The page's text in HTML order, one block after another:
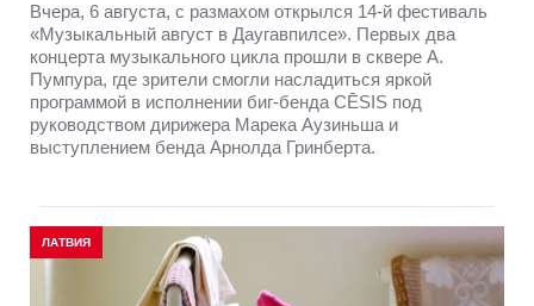
Вчера, 6 августа, с размахом открылся 14-й фестиваль
«Музыкальный август в Даугавпилсе». Первых два
концерта музыкального цикла прошли в сквере А.
Пумпура, где зрители смогли насладиться яркой
программой в исполнении биг-бенда CĒSIS под
руководством дирижера Марека Аузиньша и
выступлением бенда Арнолда Гринберта.
ЛАТВИЯ